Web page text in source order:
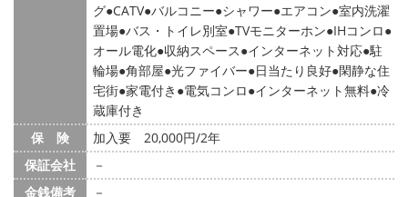
グ CATV バルコニー シャワー エアコン 室内洗濯
置場 バス・トイレ別室 TVモニターホン IHコンロ
オール電化 収納スペース インターネット対応 駐
輪場 角部屋 光ファイバー 日当たり良好 閑静な住
宅街 家電付き 電気コンロ インターネット無料 冷
蔵庫付き
保 険
加入要 20,000円/2年
保証会社
－
金銭備考
－